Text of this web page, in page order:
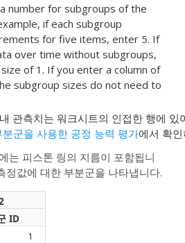
number for subgroups of the
if each subgroup
for five items, enter 5. If
over time without subgroups,
of 1. If you enter a column of
subgroup sizes do not need to
관측치는 워크시트의 인접한 행에
분군을 사용한 공정 능력 평가에서 확
는 피스톤 링의 지름이 포함됩니
정값에 대한 부분군을 나타냅니다.
ID
1